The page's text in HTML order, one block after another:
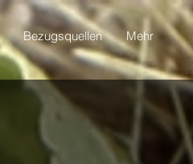
Bezugsquellen Mehr